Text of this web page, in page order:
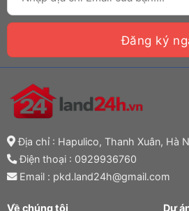
Địa chỉ : Hapulico, Thanh Xuân, Hà
Điện thoại : 0929936760
Email : pkd.land24h@gmail.com
Về chúng tôi Dự